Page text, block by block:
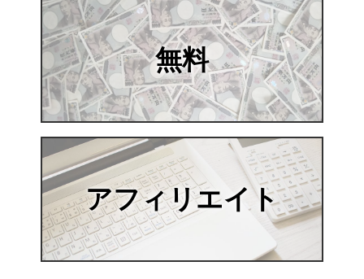
無料
アフィリエイト